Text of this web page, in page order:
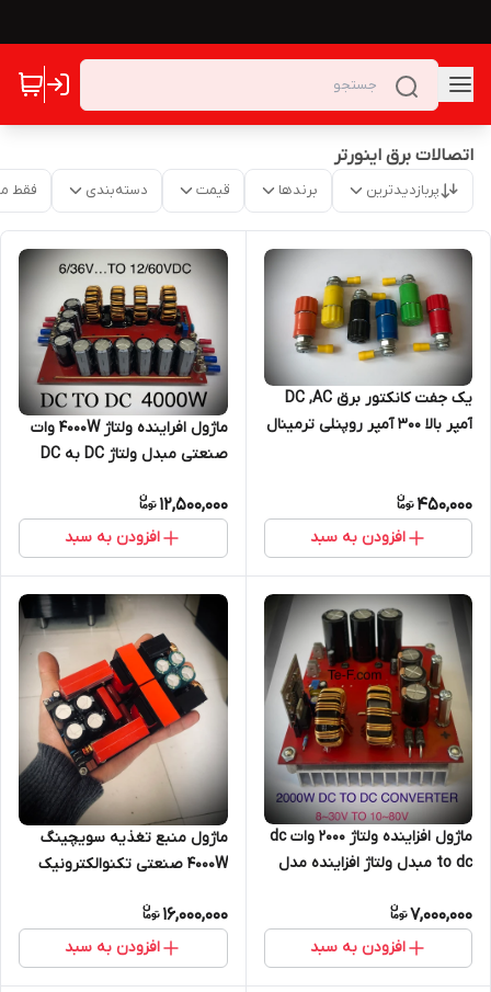
اتصالات برق اینورتر
پربازدیدترین برندها قیمت دسته‌بندی فقط
یک جفت کانکتور برق DC ,AC
آمپر بالا ۳۰۰ آمپر روپنلی ترمینال
450,000
افزودن به سبد
ماژول افراینده ولتاژ 4000W وات
صنعتی مبدل ولتاژ DC به DC
12,500,000
افزودن به سبد
ماژول افزاینده ولتاژ ۲۰۰۰ وات dc
to dc مبدل ولتاژ افزاینده مدل
7,000,000
افزودن به سبد
ماژول منبع تغذیه سویچینگ
4000W صنعتی تکنوالکترونیک
16,000,000
افزودن به سبد